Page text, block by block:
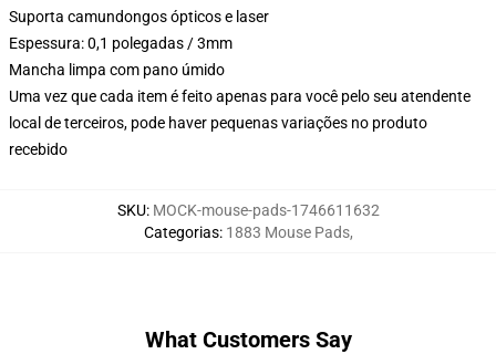
Suporta camundongos ópticos e laser
Espessura: 0,1 polegadas / 3mm
Mancha limpa com pano úmido
Uma vez que cada item é feito apenas para você pelo seu atendente
local de terceiros, pode haver pequenas variações no produto
recebido
SKU: MOCK-mouse-pads-1746611632
Categorias: 1883 Mouse Pads,
What Customers Say